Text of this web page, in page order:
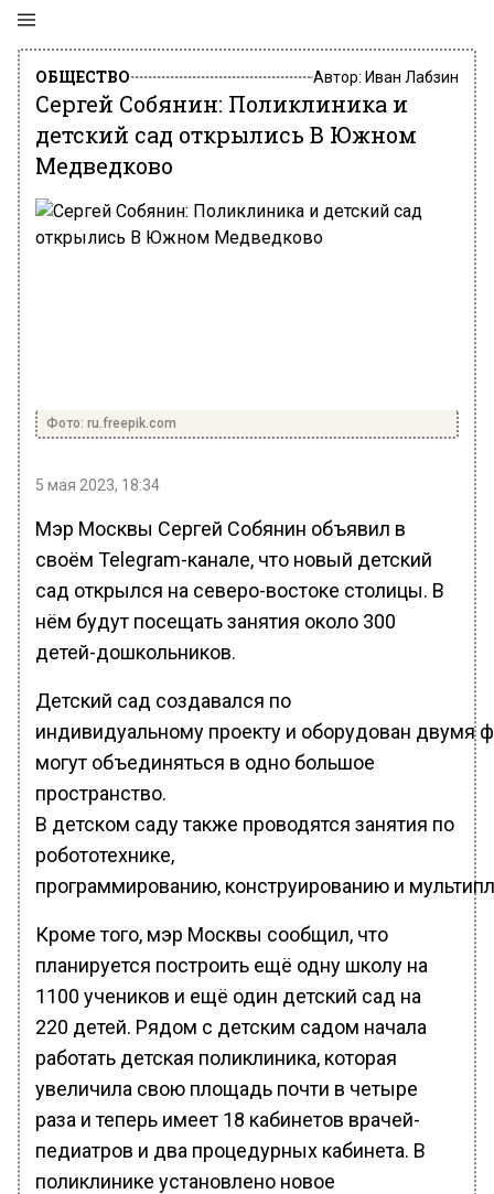
ОБЩЕСТВО Автор: Иван Лабзин
Сергей Собянин: Поликлиника и
детский сад открылись В Южном
Медведково
Фото: ru.freepik.com
5 мая 2023, 18:34
Мэр Москвы Сергей Собянин объявил в
своём Telegram-канале, что новый детский
сад открылся на северо-востоке столицы. В
нём будут посещать занятия около 300
детей-дошкольников.
Детский сад создавался по
индивидуальному проекту и оборудован двумя
могут объединяться в одно большое
пространство.
В детском саду также проводятся занятия по
робототехнике,
программированию, конструированию и
Кроме того, мэр Москвы сообщил, что
планируется построить ещё одну школу на
1100 учеников и ещё один детский сад на
220 детей. Рядом с детским садом начала
работать детская поликлиника, которая
увеличила свою площадь почти в четыре
раза и теперь имеет 18 кабинетов врачей-
педиатров и два процедурных кабинета. В
поликлинике установлено новое